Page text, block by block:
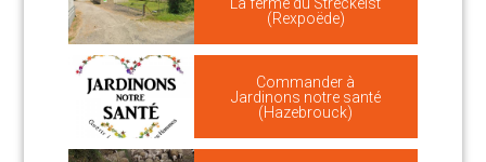
(Rexpoëde)
Commander à
Jardinons notre santé
(Hazebrouck)